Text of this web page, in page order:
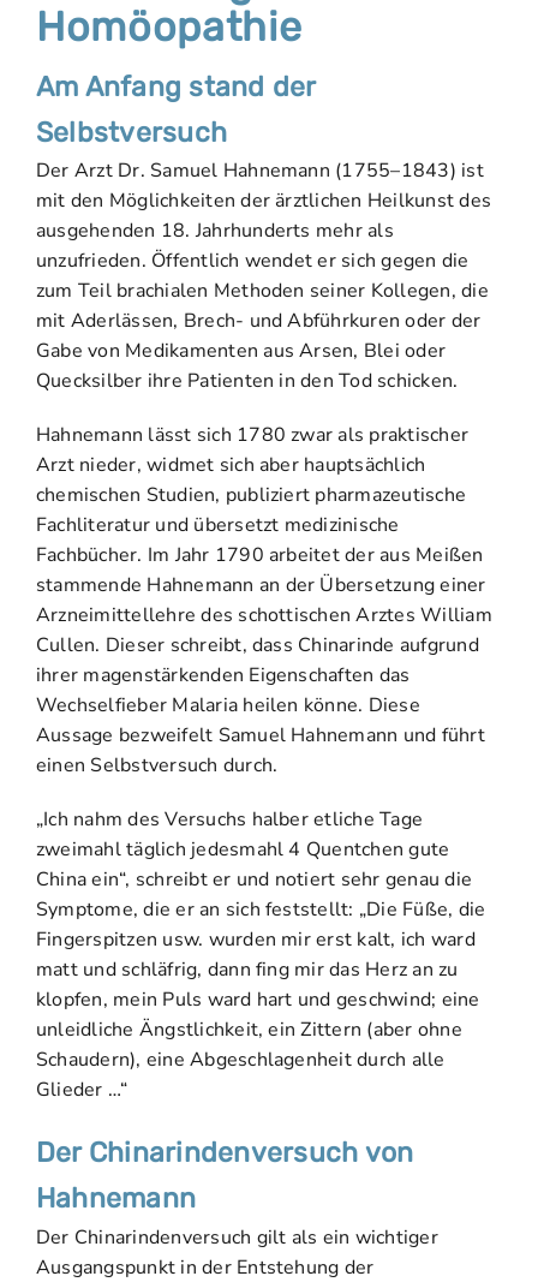
Homöopathie
Am Anfang stand der
Selbstversuch
Der Arzt Dr. Samuel Hahnemann (1755–1843) ist
mit den Möglichkeiten der ärztlichen Heilkunst des
ausgehenden 18. Jahrhunderts mehr als
unzufrieden. Öffentlich wendet er sich gegen die
zum Teil brachialen Methoden seiner Kollegen, die
mit Aderlässen, Brech- und Abführkuren oder der
Gabe von Medikamenten aus Arsen, Blei oder
Quecksilber ihre Patienten in den Tod schicken.
Hahnemann lässt sich 1780 zwar als praktischer
Arzt nieder, widmet sich aber hauptsächlich
chemischen Studien, publiziert pharmazeutische
Fachliteratur und übersetzt medizinische
Fachbücher. Im Jahr 1790 arbeitet der aus Meißen
stammende Hahnemann an der Übersetzung einer
Arzneimittellehre des schottischen Arztes William
Cullen. Dieser schreibt, dass Chinarinde aufgrund
ihrer magenstärkenden Eigenschaften das
Wechselfieber Malaria heilen könne. Diese
Aussage bezweifelt Samuel Hahnemann und führt
einen Selbstversuch durch.
„Ich nahm des Versuchs halber etliche Tage
zweimahl täglich jedesmahl 4 Quentchen gute
China ein“, schreibt er und notiert sehr genau die
Symptome, die er an sich feststellt: „Die Füße, die
Fingerspitzen usw. wurden mir erst kalt, ich ward
matt und schläfrig, dann fing mir das Herz an zu
klopfen, mein Puls ward hart und geschwind; eine
unleidliche Ängstlichkeit, ein Zittern (aber ohne
Schaudern), eine Abgeschlagenheit durch alle
Glieder …“
Der Chinarindenversuch von
Hahnemann
Der Chinarindenversuch gilt als ein wichtiger
Ausgangspunkt in der Entstehung der